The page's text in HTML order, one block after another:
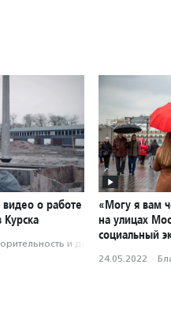
о работе
и доброволь­чест­во
«Могу я вам
на улицах
социальный
24.05.2022 ·